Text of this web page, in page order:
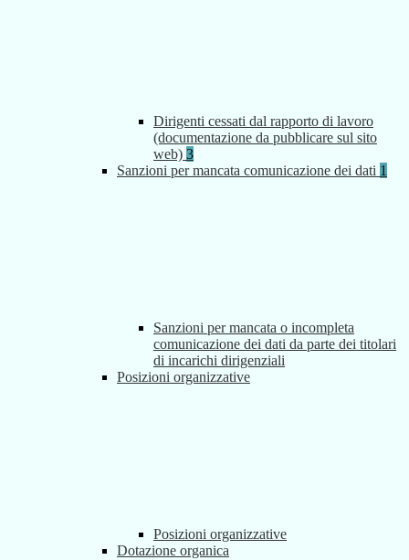
Dirigenti cessati dal rapporto di lavoro
(documentazione da pubblicare sul sito
web) 3
Sanzioni per mancata comunicazione dei dati 1
Sanzioni per mancata o incompleta
comunicazione dei dati da parte dei titolari
di incarichi dirigenziali
Posizioni organizzative
Posizioni organizzative
Dotazione organica